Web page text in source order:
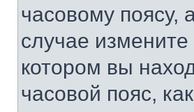
часовому поясу,
случае
котором вы
часовой пояс,